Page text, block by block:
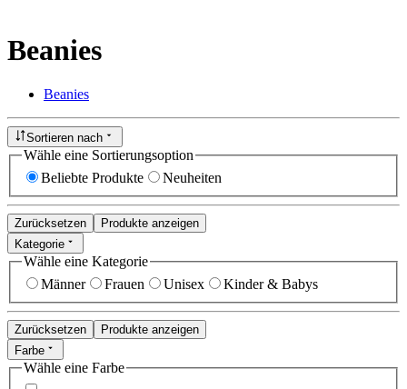
Beanies
Beanies
Sortieren nach
Wähle eine Sortierungsoption
Beliebte Produkte
Neuheiten
Zurücksetzen
Produkte anzeigen
Kategorie
Wähle eine Kategorie
Männer
Frauen Unisex Kinder & Babys
Zurücksetzen
Produkte anzeigen
Farbe
Wähle eine Farbe